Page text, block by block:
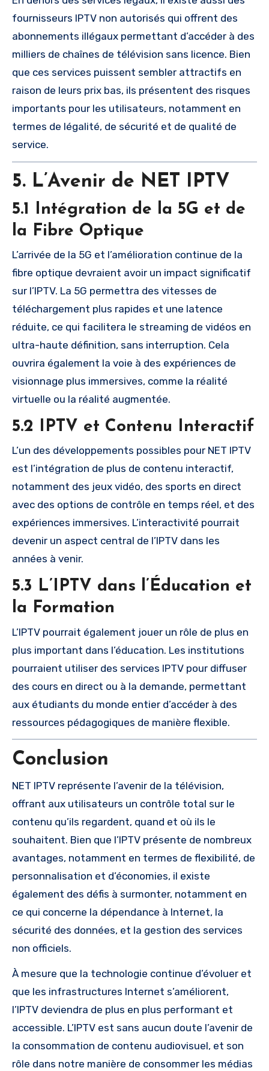
fournisseurs IPTV non autorisés qui offrent des
abonnements illégaux permettant d’accéder à des
milliers de chaînes de télévision sans licence. Bien
que ces services puissent sembler attractifs en
raison de leurs prix bas, ils présentent des risques
importants pour les utilisateurs, notamment en
termes de légalité, de sécurité et de qualité de
service.
5. L’Avenir de NET IPTV
5.1 Intégration de la 5G et de
la Fibre Optique
L’arrivée de la 5G et l’amélioration continue de la
fibre optique devraient avoir un impact significatif
sur l’IPTV. La 5G permettra des vitesses de
téléchargement plus rapides et une latence
réduite, ce qui facilitera le streaming de vidéos en
ultra-haute définition, sans interruption. Cela
ouvrira également la voie à des expériences de
visionnage plus immersives, comme la réalité
virtuelle ou la réalité augmentée.
5.2 IPTV et Contenu Interactif
L’un des développements possibles pour NET IPTV
est l’intégration de plus de contenu interactif,
notamment des jeux vidéo, des sports en direct
avec des options de contrôle en temps réel, et des
expériences immersives. L’interactivité pourrait
devenir un aspect central de l’IPTV dans les
années à venir.
5.3 L’IPTV dans l’Éducation et
la Formation
L’IPTV pourrait également jouer un rôle de plus en
plus important dans l’éducation. Les institutions
pourraient utiliser des services IPTV pour diffuser
des cours en direct ou à la demande, permettant
aux étudiants du monde entier d’accéder à des
ressources pédagogiques de manière flexible.
Conclusion
NET IPTV représente l’avenir de la télévision,
offrant aux utilisateurs un contrôle total sur le
contenu qu’ils regardent, quand et où ils le
souhaitent. Bien que l’IPTV présente de nombreux
avantages, notamment en termes de flexibilité, de
personnalisation et d’économies, il existe
également des défis à surmonter, notamment en
ce qui concerne la dépendance à Internet, la
sécurité des données, et la gestion des services
non officiels.
À mesure que la technologie continue d’évoluer et
que les infrastructures Internet s’améliorent,
l’IPTV deviendra de plus en plus performant et
accessible. L’IPTV est sans aucun doute l’avenir de
la consommation de contenu audiovisuel, et son
rôle dans notre manière de consommer les médias